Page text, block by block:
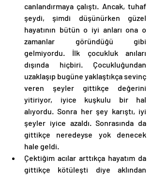
canlandırmaya çalıştı. Ancak, tuhaf
şeydi, şimdi düşünürken güzel
hayatının bütün o iyi anları ona o
zamanlar göründüğü gibi
gelmiyordu. İlk çocukluk anıları
dışında hiçbiri. Çocukluğundan
uzaklaşıp bugüne yaklaştıkça sevinç
veren şeyler gittikçe değerini
yitiriyor, iyice kuşkulu bir hal
alıyordu. Sonra her şey karıştı, iyi
şeyler iyice azaldı. Sonrasında da
gittikçe neredeyse yok denecek
hale geldi.
Çektiğim acılar arttıkça hayatım da
gittikçe kötüleşti diye aklından